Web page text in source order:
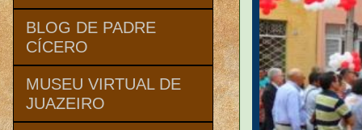
BLOG DE PADRE
CÍCERO
MUSEU VIRTUAL DE
JUAZEIRO